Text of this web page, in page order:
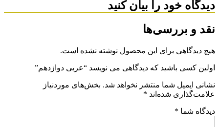
دیدگاه خود را بیان کنید
نقد و بررسی‌ها
هیچ دیدگاهی برای این محصول نوشته نشده است.
اولین کسی باشید که دیدگاهی می نویسد “عربی دوازدهم”
نشانی ایمیل شما منتشر نخواهد شد.بخش‌های موردنیاز
علامت‌گذاری شده‌اند *
دیدگاه شما *